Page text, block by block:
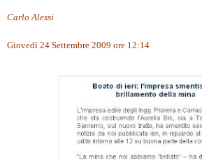
Carlo Alessi
Giovedì 24 Settembre 2009 ore 12:14